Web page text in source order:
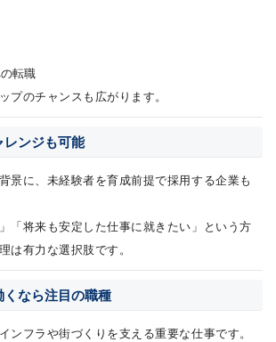
転職
プのチャンスも広がります。
ンジも可能
景に、未経験者を育成前提で採用する企業も
「将来も安定した仕事に就きたい」という方
は有力な選択肢です。
なら注目の職種
ンフラや街づくりを支える重要な仕事です。